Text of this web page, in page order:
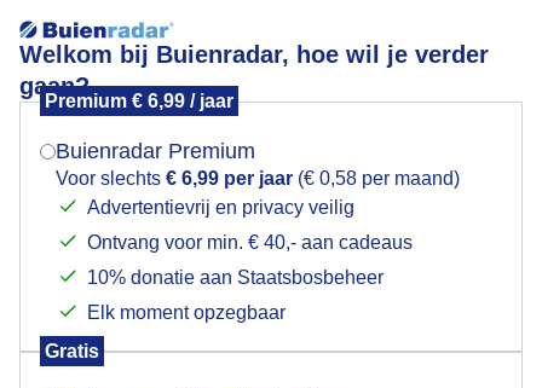
Welkom bij Buienradar, hoe wil je verder
gaan?
Premium € 6,99 / jaar
Buienradar Premium
Voor slechts € 6,99 per jaar (€ 0,58 per maand)
Advertentievrij en privacy veilig
Ontvang voor min. € 40,- aan cadeaus
10% donatie aan Staatsbosbeheer
Elk moment opzegbaar
Gratis
Ijsbladeren op de autoruit in de provincie Groningen
Mogen we je locatie gebruiken voor het
Indien je hier nog geen akkoord op hebt gegeven,
verschijnt er zo een pop-up uit je browser waarin
Is goed, toon de popup